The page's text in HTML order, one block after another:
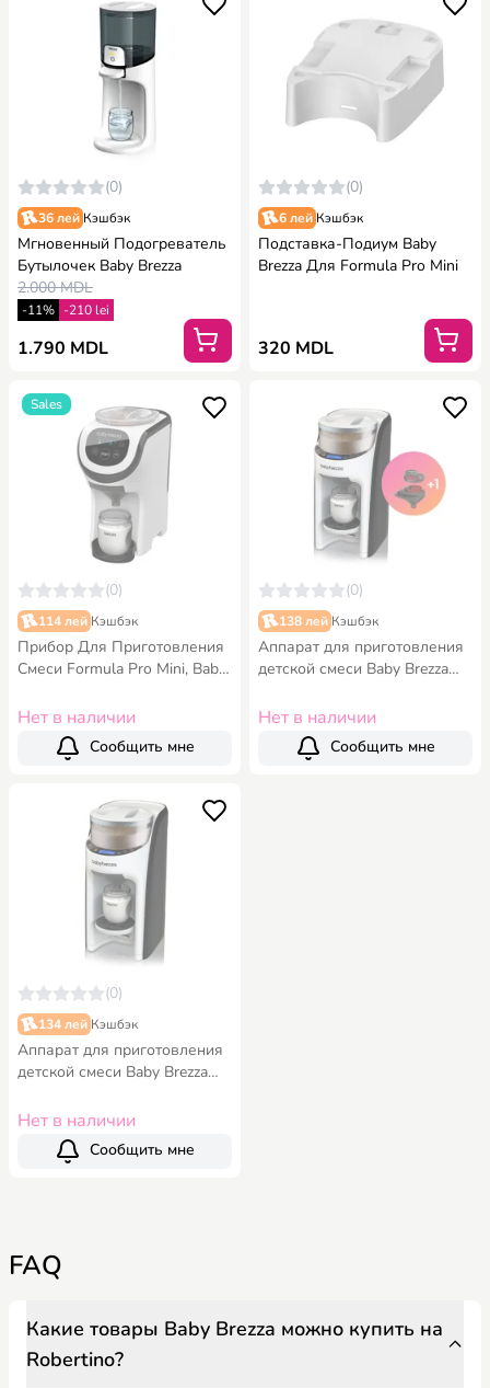
(0)
36 лей Кэшбэк
Мгновенный Подогреватель
Бутылочек Baby Brezza
2.000 MDL
-11% -210 lei
1.790 MDL
(0)
6 лей Кэшбэк
Подставка-Подиум Baby
Brezza Для Formula Pro Mini
320 MDL
Sales
(0)
114 лей Кэшбэк
Прибор Для Приготовления
Смеси Formula Pro Mini, Baby
Нет в наличии
Сообщить мне
(0)
138 лей Кэшбэк
Аппарат для приготовления
детской смеси Baby Brezza
комплектом воронки pack2
Нет в наличии
Сообщить мне
(0)
134 лей Кэшбэк
Аппарат для приготовления
детской смеси Baby Brezza
White
Нет в наличии
Сообщить мне
FAQ
Какие товары Baby Brezza можно купить на
Robertino?